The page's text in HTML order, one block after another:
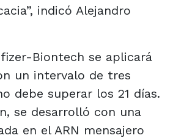
indicó Alejandro
Biontech se aplicará
un intervalo de tres
debe superar los 21 días.
se desarrolló con una
en el ARN mensajero